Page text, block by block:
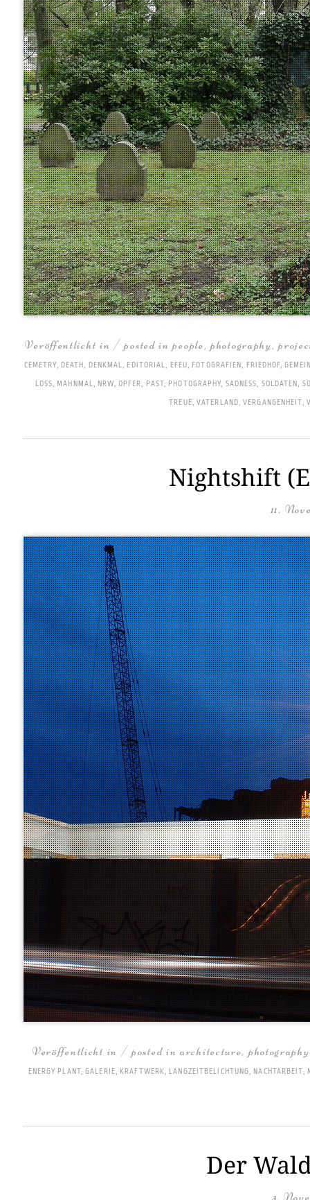
Veröffentlicht in / posted inpeople,photography,
CEMETRY, DEATH, DENKMAL, EDITORIAL, EFEU, FOTOGRAFIEN, FRIEDHOF,
LOSS, MAHNMAL, NRW, OPFER, PAST , PHOTOGRAPHY, SADNESS, SOLDATEN,
TREUE, VATERLAND,VERGANGENHEIT ,
Nightshift
11.
Veröffentlicht in / posted inarchitecture, photography
ENERGY PLANT,GALERIE, KRAFTWERK, LANGZEITBELICHTUNG, NACHTARBEIT,
Der
3.